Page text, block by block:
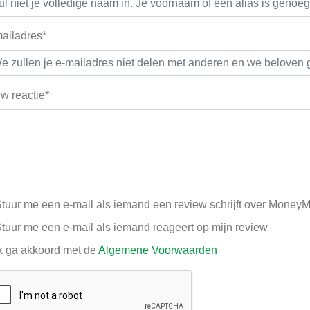
reactie*
me een e-mail als iemand een review schrijft over
me een e-mail als iemand reageert op mijn review
ga akkoord met de Algemene Voorwaarden